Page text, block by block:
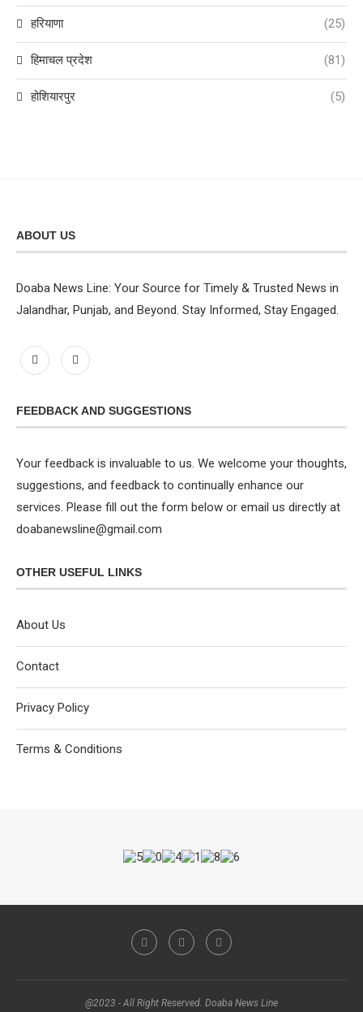
हरियाणा (25)
हिमाचल प्रदेश (81)
होशियारपुर (5)
ABOUT US
Doaba News Line: Your Source for Timely & Trusted News in
Jalandhar, Punjab, and Beyond. Stay Informed, Stay Engaged.
FEEDBACK AND SUGGESTIONS
Your feedback is invaluable to us. We welcome your thoughts,
suggestions, and feedback to continually enhance our
services. Please fill out the form below or email us directly at
doabanewsline@gmail.com
OTHER USEFUL LINKS
About Us
Contact
Privacy Policy
Terms & Conditions
@2023 - All Right Reserved. Doaba News Line